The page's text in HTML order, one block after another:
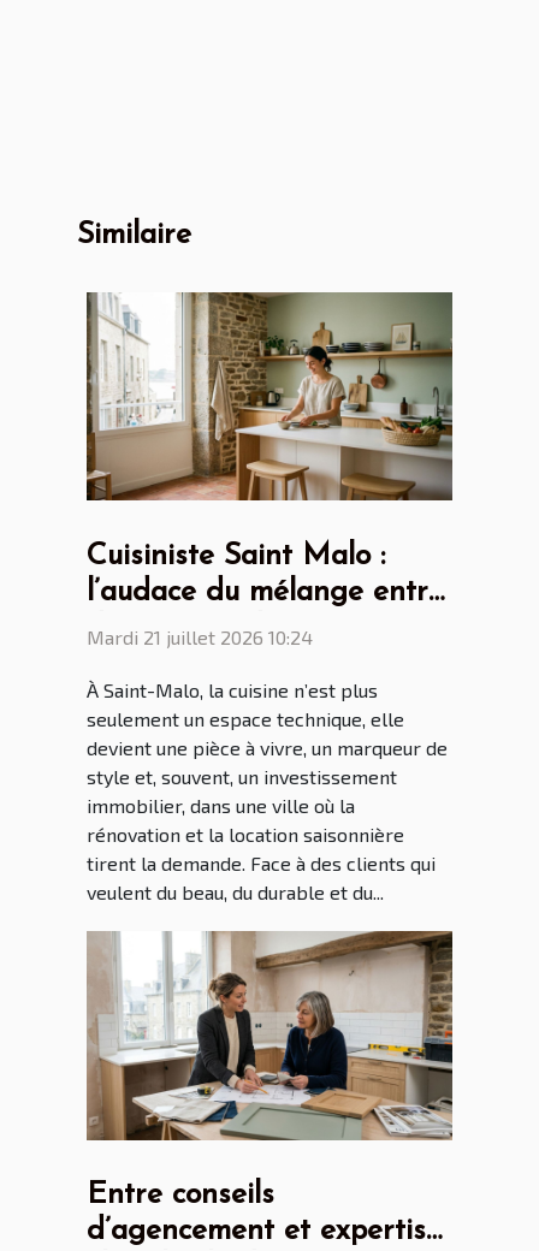
Similaire
Cuisiniste Saint Malo :
l’audace du mélange entre
design scandinave et
Mardi 21 juillet 2026 10:24
À Saint-Malo, la cuisine n’est plus
seulement un espace technique, elle
devient une pièce à vivre, un marqueur de
style et, souvent, un investissement
immobilier, dans une ville où la
rénovation et la location saisonnière
tirent la demande. Face à des clients qui
veulent du beau, du durable et du...
Entre conseils
d’agencement et expertise